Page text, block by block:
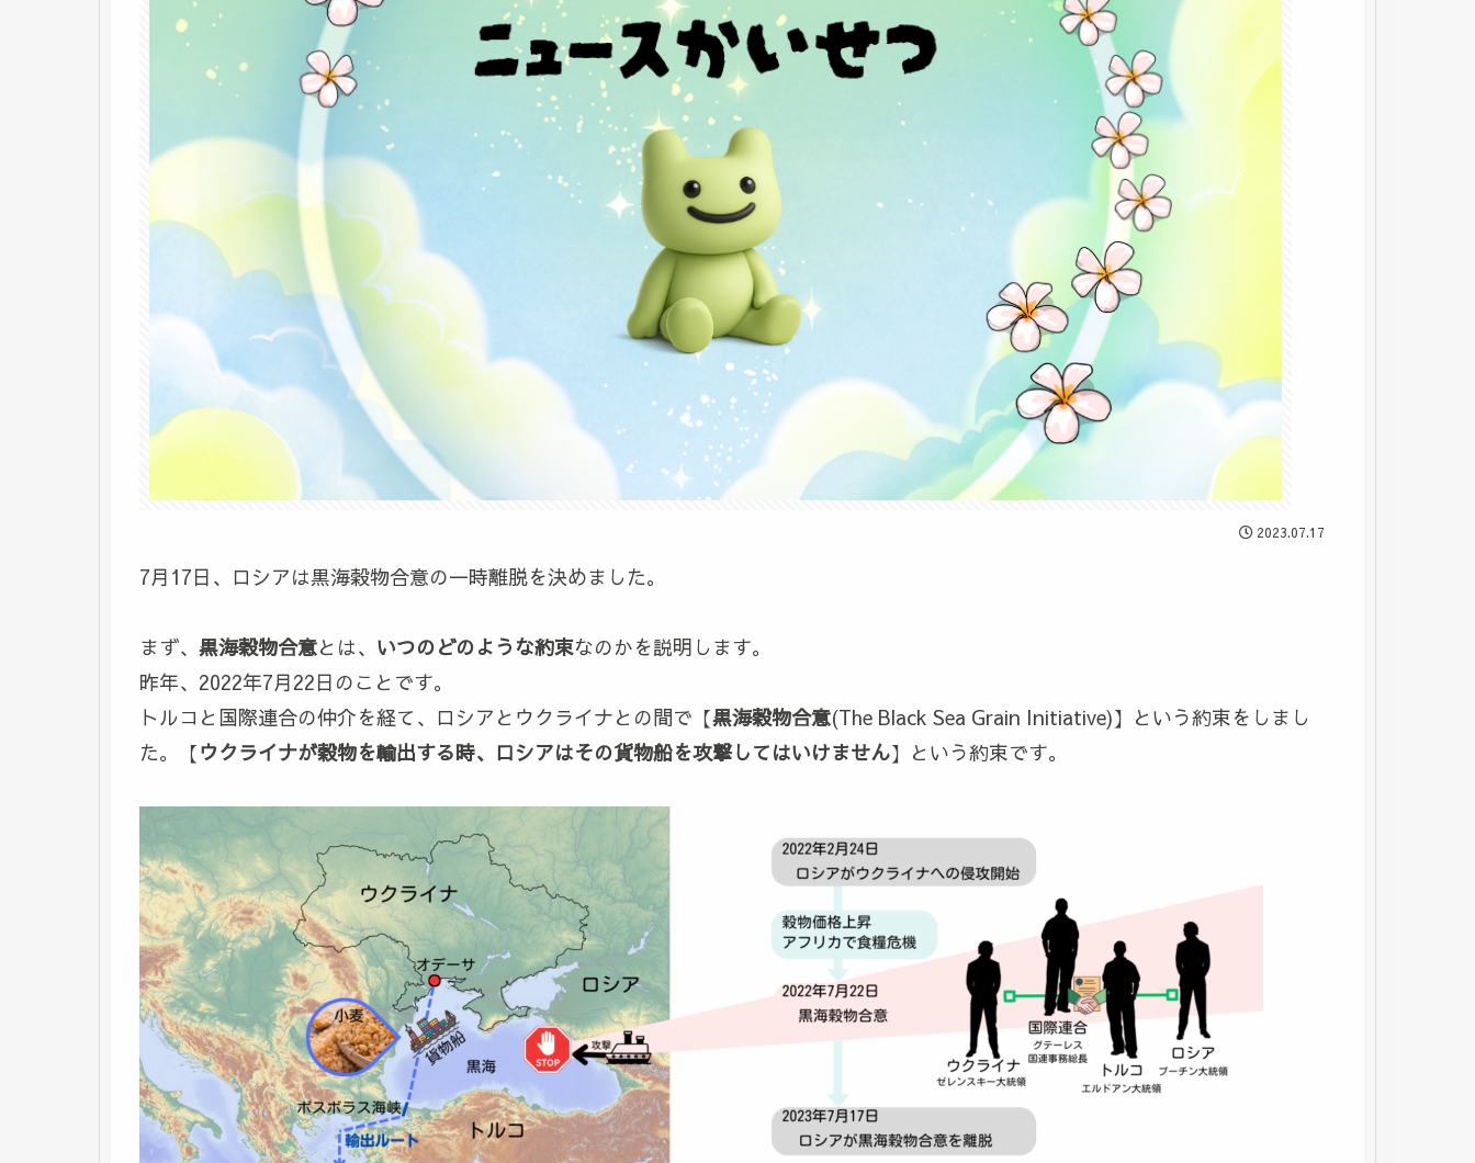
2023.07.17
7月17日、ロシアは黒海穀物合意の一時離脱を決めました。
まず、 黒海穀物合意とは、 いつのどのような約束なのかを説明します。
昨年、2022年7月22日のことです。
トルコと国際連合の仲介を経て、ロシアとウクライナとの間で【黒海穀物合意(The Black Sea Grain Initiative)】という約束をしまし
た。【ウクライナが穀物を輸出する時、ロシアはその貨物船を攻撃してはいけません】という約束です。